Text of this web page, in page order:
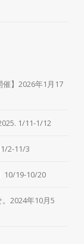
催】2026年1月17
1/11-1/12
2-11/3
10/19-10/20
。2024年10月5